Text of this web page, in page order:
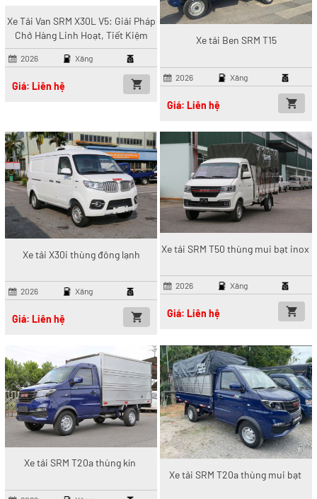
Xe Tải Van SRM X30L V5: Giải Pháp
Chở Hàng Linh Hoạt, Tiết Kiệm
Cho Kinh Doanh
2026 Xăng
Giá: Liên hệ
Xe tải Ben SRM T15
2026 Xăng
Giá: Liên hệ
Xe tải X30i thùng đông lạnh
2026 Xăng
Giá: Liên hệ
Xe tải SRM T50 thùng mui bạt inox
2026 Xăng
Giá: Liên hệ
Xe tải SRM T20a thùng kín
Xe tải SRM T20a thùng mui bạt